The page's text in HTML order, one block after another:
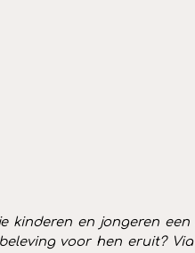
kinderen en jongeren
voor hen eruit?